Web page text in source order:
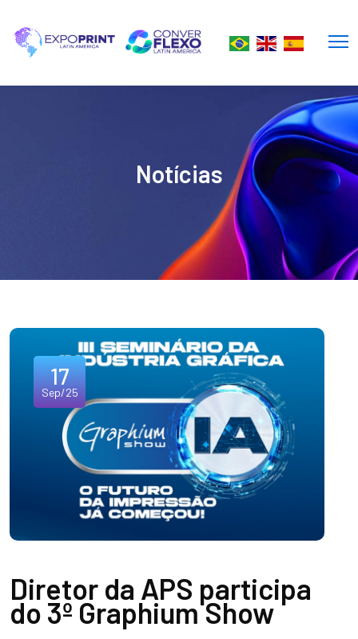
Notícias
17
Sep/25
Diretor da APS participa
do 3º Graphium Show